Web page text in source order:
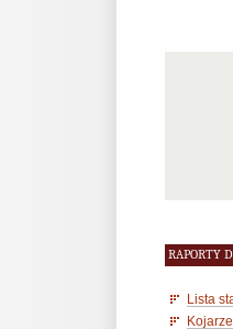
RAPORTY
Lista